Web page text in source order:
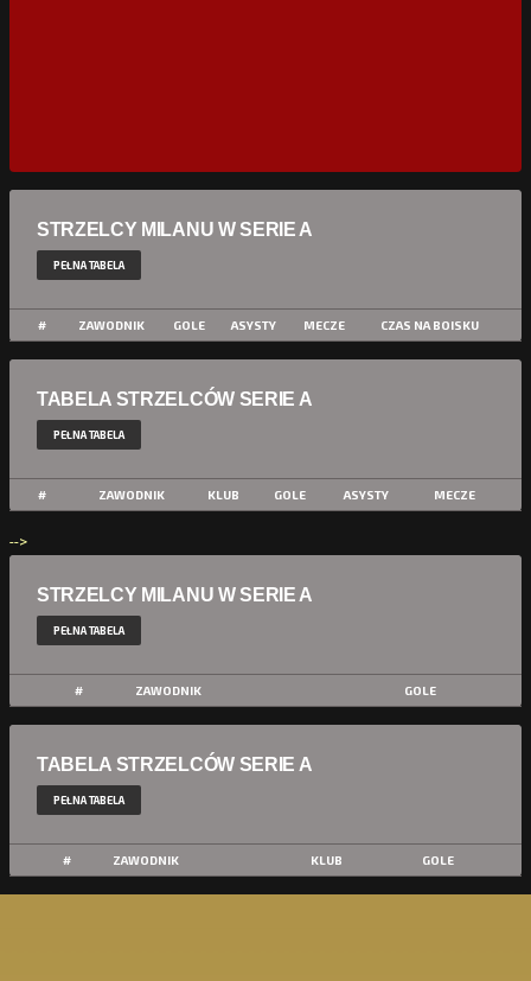
STRZELCY MILANU W SERIE A
PEŁNA TABELA
# ZAWODNIK GOLE ASYSTY MECZE CZAS NA BOISKU
TABELA STRZELCÓW SERIE A
PEŁNA TABELA
# ZAWODNIK KLUB GOLE ASYSTY MECZE
-->
STRZELCY MILANU W SERIE A
PEŁNA TABELA
# ZAWODNIK GOLE
TABELA STRZELCÓW SERIE A
PEŁNA TABELA
# ZAWODNIK KLUB GOLE